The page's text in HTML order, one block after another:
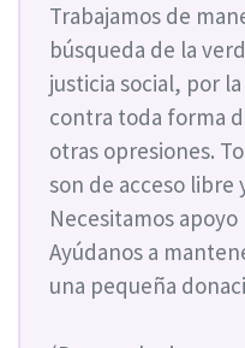
Trabajamos de
búsqueda de la
justicia social, por
contra toda forma
otras opresiones.
son de acceso
Necesitamos
Ayúdanos a
una pequeña